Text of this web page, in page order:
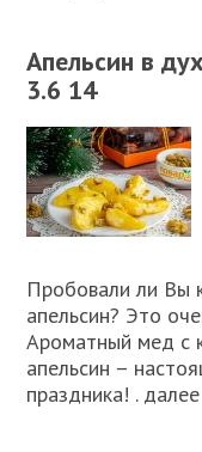
Апельсин в
3.6 14
Пробовали ли Вы
апельсин? Это
Ароматный мед с
апельсин –
праздника! . далее